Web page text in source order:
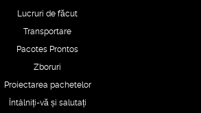
Lucruri de făcut
Transportare
Pacotes Prontos
Zboruri
Proiectarea pachetelor
Întâlniți-vă și salutați